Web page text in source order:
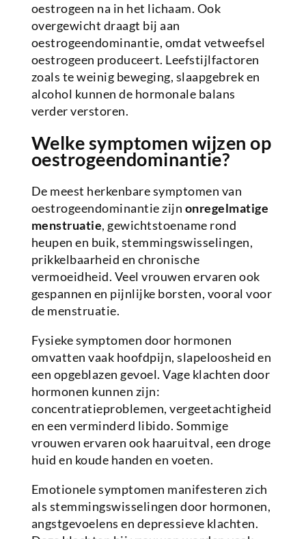
oestrogeen na in het lichaam. Ook
overgewicht draagt bij aan
oestrogeendominantie, omdat vetweefsel
oestrogeen produceert. Leefstijlfactoren
zoals te weinig beweging, slaapgebrek en
alcohol kunnen de hormonale balans
verder verstoren.
Welke symptomen wijzen op
oestrogeendominantie?
De meest herkenbare symptomen van
oestrogeendominantie zijn onregelmatige
menstruatie, gewichtstoename rond
heupen en buik, stemmingswisselingen,
prikkelbaarheid en chronische
vermoeidheid. Veel vrouwen ervaren ook
gespannen en pijnlijke borsten, vooral voor
de menstruatie.
Fysieke symptomen door hormonen
omvatten vaak hoofdpijn, slapeloosheid en
een opgeblazen gevoel. Vage klachten door
hormonen kunnen zijn:
concentratieproblemen, vergeetachtigheid
en een verminderd libido. Sommige
vrouwen ervaren ook haaruitval, een droge
huid en koude handen en voeten.
Emotionele symptomen manifesteren zich
als stemmingswisselingen door hormonen,
angstgevoelens en depressieve klachten.